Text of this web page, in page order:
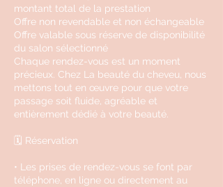
montant total de la prestation
Offre non revendable et non échangeable
Offre valable sous réserve de disponibilité
du salon sélectionné
Chaque rendez-vous est un moment
précieux. Chez La beauté du cheveu, nous
mettons tout en œuvre pour que votre
passage soit fluide, agréable et
entièrement dédié à votre beauté.
🗓️ Réservation
• Les prises de rendez-vous se font par
téléphone, en ligne ou directement au